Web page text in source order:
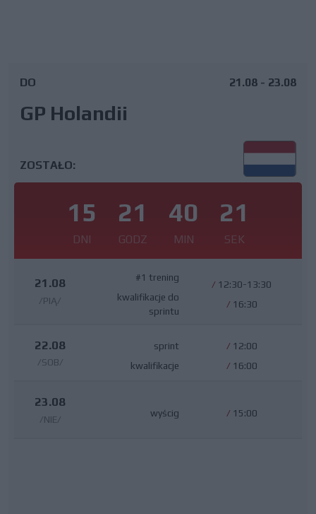
DO
GP Holandii
21.08 - 23.08
ZOSTAŁO:
15
DNI
21
GODZ
40
MIN
20
SEK
21.08
/PIĄ/
#1 trening
kwalifikacje do
sprintu
/ 12:30-13:30
/ 16:30
22.08
/SOB/
sprint
kwalifikacje
/ 12:00
/ 16:00
23.08
/NIE/
wyścig / 15:00